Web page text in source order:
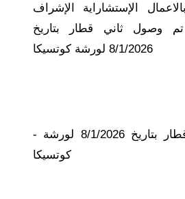
الإستشاراية الإشراف
وصول ثاني قطار بتاريخ
8/1/2026 لورشة كوتسيكا
- تم وصول ثاني قطار بتاريخ 8/1/2026 لورشة
كوتسيكا